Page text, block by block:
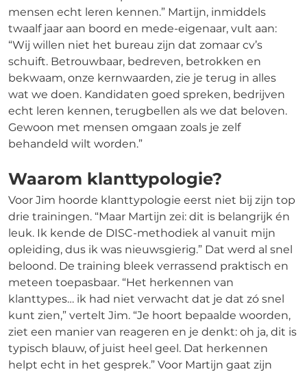
mensen echt leren kennen.” Martijn, inmiddels
twaalf jaar aan boord en mede-eigenaar, vult aan:
“Wij willen niet het bureau zijn dat zomaar cv’s
schuift. Betrouwbaar, bedreven, betrokken en
bekwaam, onze kernwaarden, zie je terug in alles
wat we doen. Kandidaten goed spreken, bedrijven
echt leren kennen, terugbellen als we dat beloven.
Gewoon met mensen omgaan zoals je zelf
behandeld wilt worden.”
Waarom klanttypologie?
Voor Jim hoorde klanttypologie eerst niet bij zijn top
drie trainingen. “Maar Martijn zei: dit is belangrijk én
leuk. Ik kende de DISC-methodiek al vanuit mijn
opleiding, dus ik was nieuwsgierig.” Dat werd al snel
beloond. De training bleek verrassend praktisch en
meteen toepasbaar. “Het herkennen van
klanttypes… ik had niet verwacht dat je dat zó snel
kunt zien,” vertelt Jim. “Je hoort bepaalde woorden,
ziet een manier van reageren en je denkt: oh ja, dit is
typisch blauw, of juist heel geel. Dat herkennen
helpt echt in het gesprek.” Voor Martijn gaat zijn